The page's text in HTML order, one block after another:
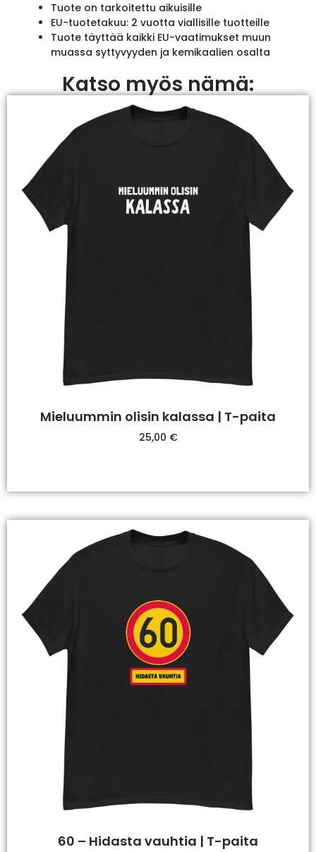
Tuote on tarkoitettu aikuisille
EU-tuotetakuu: 2 vuotta viallisille tuotteille
Tuote täyttää kaikki EU-vaatimukset muun
muassa syttyvyyden ja kemikaalien osalta
Katso myös nämä:
Mieluummin olisin kalassa | T-paita
25,00 €
60 – Hidasta vauhtia | T-paita